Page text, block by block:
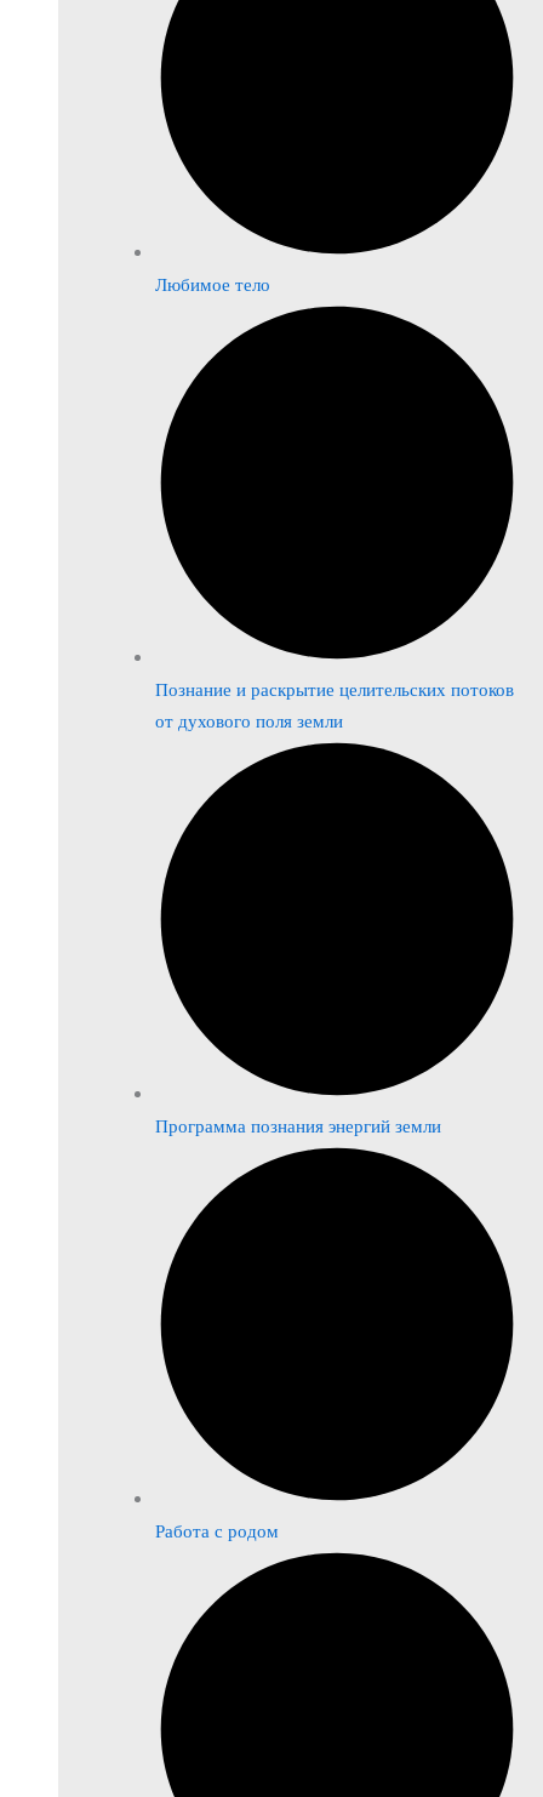
Любимое тело
Познание и раскрытие целительских потоков
от духового поля земли
Программа познания энергий земли
Работа с родом